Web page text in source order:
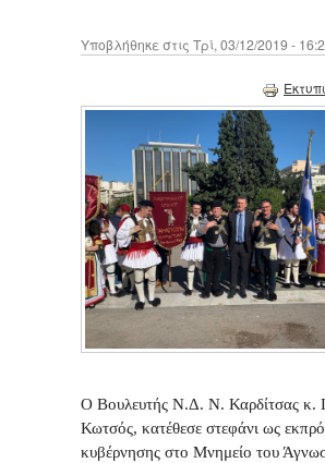
Υποβλήθηκε στις Τρί, 03/12/2019 -
O Βουλευτής Ν.Δ. Ν. Καρδίτσας κ.
Κωτσός, κατέθεσε στεφάνι ως
κυβέρνησης στο Μνημείο του